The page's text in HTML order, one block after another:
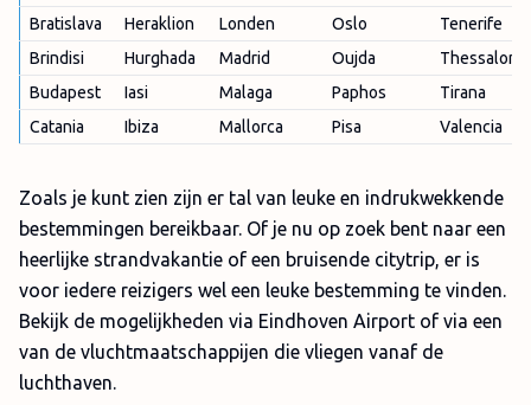
Bratislava Heraklion Londen Oslo
Tenerife
Brindisi
Hurghada Madrid Oujda
Budapest
Iasi Malaga Paphos
Tirana
Catania
Ibiza Mallorca Pisa Valencia
Zoals je kunt zien zijn er tal van leuke en indrukwekkende
bestemmingen bereikbaar. Of je nu op zoek bent naar een
heerlijke strandvakantie of een bruisende citytrip, er is
voor iedere reizigers wel een leuke bestemming te vinden.
Bekijk de mogelijkheden via Eindhoven Airport of via een
van de vluchtmaatschappijen die vliegen vanaf de
luchthaven.